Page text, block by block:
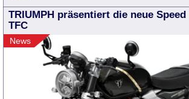
TRIUMPH präsentiert die neue Speed
TFC
News